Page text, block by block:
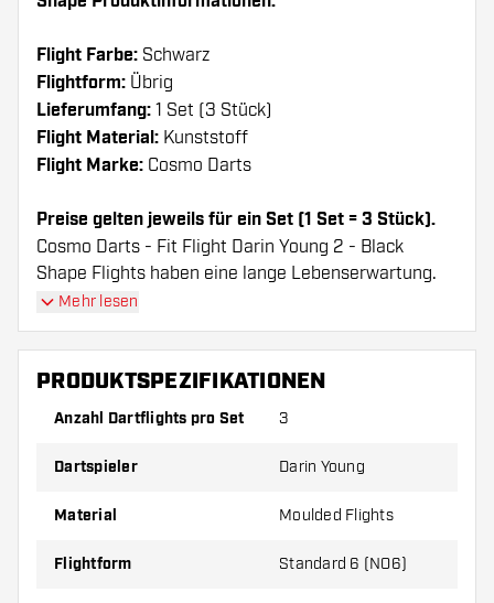
Flight Farbe: Schwarz
Flightform: Übrig
Lieferumfang: 1 Set (3 Stück)
Flight Material: Kunststoff
Flight Marke: Cosmo Darts
Preise gelten jeweils für ein Set (1 Set = 3 Stück).
Cosmo Darts - Fit Flight Darin Young 2 - Black
Shape Flights haben eine lange Lebenserwartung.
Diese Flights können nur mit Cosmo Fit Shafts
verwendet werden.
Dartshopper Tipp!
Shafts. Diese können sich durch Gebrauch
Probieren Sie eine andere Form, ein anderes
Mehr lesen
PRODUKTSPEZIFIKATIONEN
Anzahl Dartflights pro Set 3
Dartspieler Darin Young
Material Moulded Flights
Flightform Standard 6 (NO6)